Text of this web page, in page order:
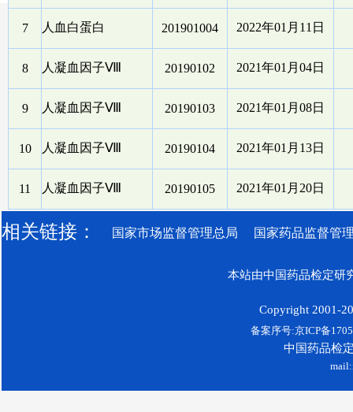
7 人血白蛋白 201901004 2022年01月11日
8 人凝血因子Ⅷ 20190102 2021年01月04日
9 人凝血因子Ⅷ 20190103 2021年01月08日
10 人凝血因子Ⅷ 20190104 2021年01月13日
11 人凝血因子Ⅷ 20190105 2021年01月20日
相关链接： 国家市场监督管理总局 国家药品监督管
本站由中国药品检定研
Copyright 2001-
备案序号:京ICP备
中国药品检